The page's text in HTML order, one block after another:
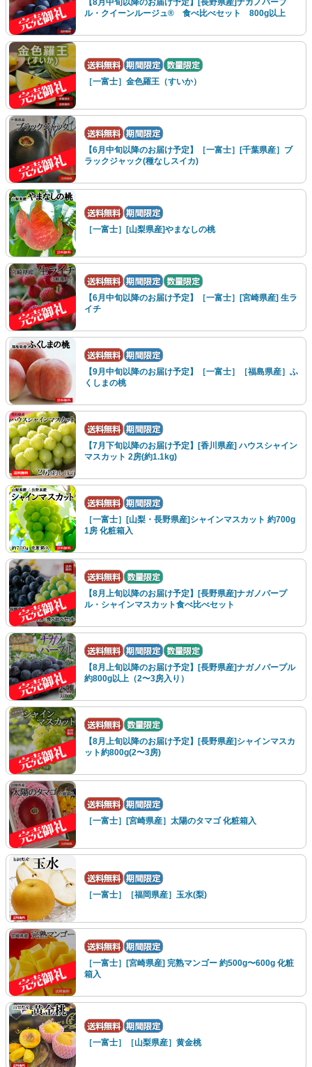
ル・クイーンルージュ® 食べ比べセット 800g以上
［一富士］金色羅王（すいか）
【6月中旬以降のお届け予定】［一富士］[千葉県産］ブ
ラックジャック(種なしスイカ)
［一富士］[山梨県産]やまなしの桃
【6月中旬以降のお届け予定】［一富士］[宮崎県産] 生ラ
イチ
【9月中旬以降のお届け予定】［一富士］［福島県産］ふ
くしまの桃
【7月下旬以降のお届け予定】[香川県産] ハウスシャイン
マスカット 2房(約1.1kg)
［一富士］[山梨・長野県産]シャインマスカット 約700g
1房 化粧箱入
【8月上旬以降のお届け予定】[長野県産]ナガノパープ
ル・シャインマスカット食べ比べセット
【8月上旬以降のお届け予定】[長野県産]ナガノパープル
約800g以上（2〜3房入り）
【8月上旬以降のお届け予定】[長野県産]シャインマスカ
ット約800g(2〜3房)
［一富士］[宮崎県産］太陽のタマゴ 化粧箱入
［一富士］［福岡県産］玉水(梨)
［一富士］[宮崎県産] 完熟マンゴー 約500g〜600g 化粧
箱入
［一富士］［山梨県産］黄金桃